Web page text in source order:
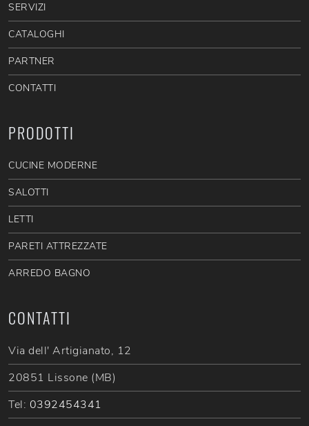
SERVIZI
CATALOGHI
PARTNER
CONTATTI
PRODOTTI
CUCINE MODERNE
SALOTTI
LETTI
PARETI ATTREZZATE
ARREDO BAGNO
CONTATTI
Via dell' Artigianato, 12
20851 Lissone (MB)
Tel: 0392454341